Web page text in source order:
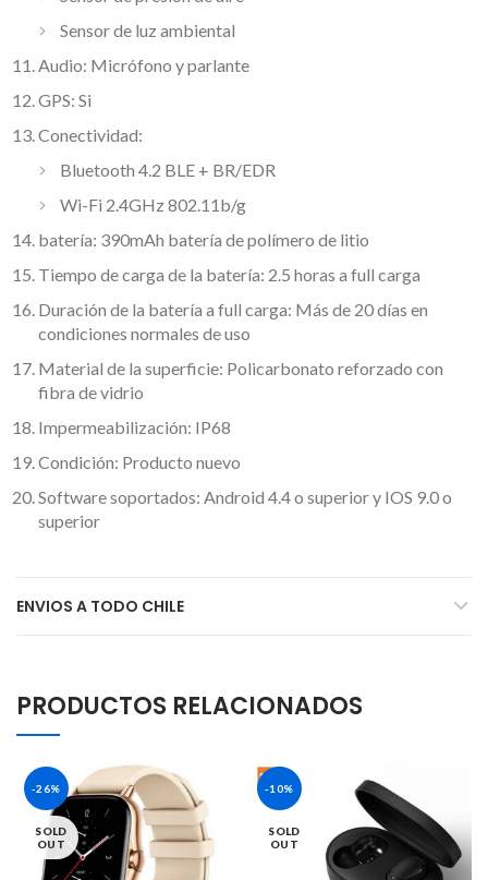
Sensor de luz ambiental
Audio: Micrófono y parlante
GPS: Si
Conectividad:
Bluetooth 4.2 BLE + BR/EDR
Wi-Fi 2.4GHz 802.11b/g
batería: 390mAh batería de polímero de litio
Tiempo de carga de la batería: 2.5 horas a full carga
Duración de la batería a full carga: Más de 20 días en
condiciones normales de uso
Material de la superficie: Policarbonato reforzado con
fibra de vidrio
Impermeabilización: IP68
Condición: Producto nuevo
Software soportados: Android 4.4 o superior y IOS 9.0 o
superior
ENVIOS A TODO CHILE
PRODUCTOS RELACIONADOS
-26%
SOLD
OUT
-10%
SOLD
OUT